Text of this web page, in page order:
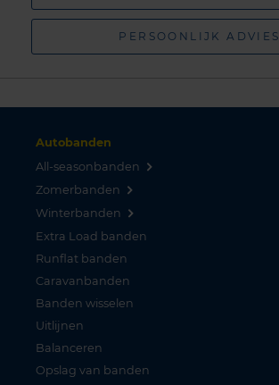
PERSOONLIJK ADVIES
Autobanden
All-seasonbanden
Zomerbanden
Winterbanden
Extra Load banden
Runflat banden
Caravanbanden
Banden wisselen
Uitlijnen
Balanceren
Opslag van banden